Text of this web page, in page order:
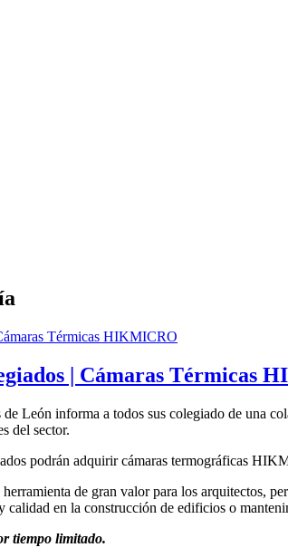
| Cámaras Térmicas
León informa a todos sus colegiado de una
del sector.
podrán adquirir cámaras termográficas
de gran valor para los arquitectos,
calidad en la construcción de edificios o
tiempo limitado.